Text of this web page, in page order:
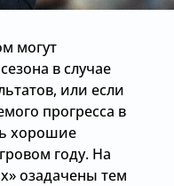
могут
в случае
или если
прогресса в
хорошие
году. На
озадачены тем